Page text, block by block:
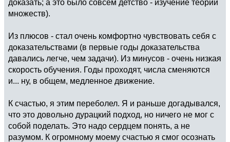
доказать; а это было совсем детство - изучение теории
множеств).
Из плюсов - стал очень комфортно чувствовать себя с
доказательствами (в первые годы доказательства
давались легче, чем задачи). Из минусов - очень низкая
скорость обучения. Годы проходят, числа сменяются
и... ну, в общем, медленное движение.
К счастью, я этим переболел. Я и раньше догадывался,
что это довольно дурацкий подход, но ничего не мог с
собой поделать. Это надо сердцем понять, а не
разумом. К огромному моему счастью я смог осознать